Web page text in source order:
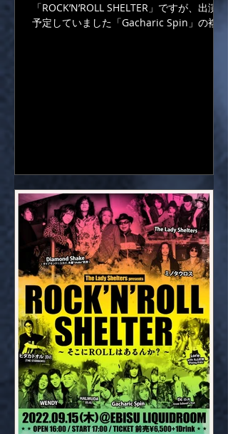
「ROCK’N’ROLL SHELTER」ですが、出演を
予定していました「Gacharic Spin」の複数